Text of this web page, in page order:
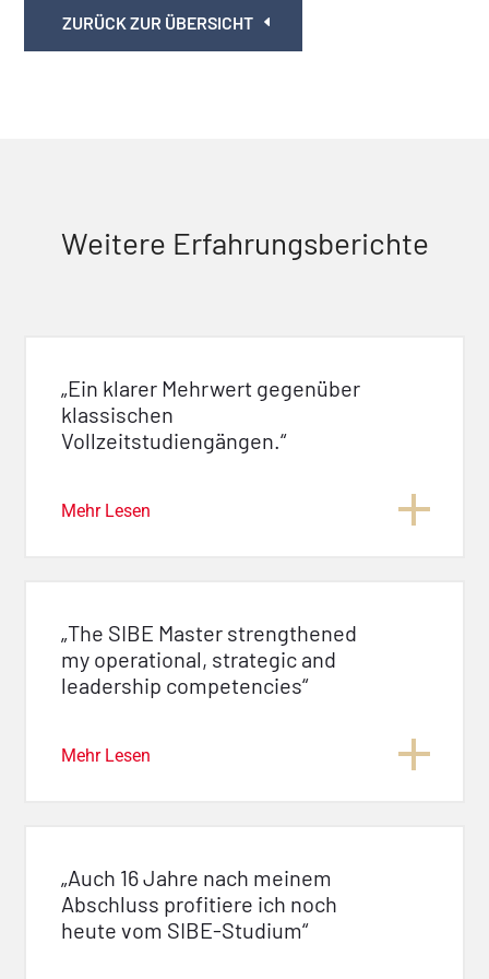
ZURÜCK ZUR ÜBERSICHT
Weitere Erfahrungsberichte
„Ein klarer Mehrwert gegenüber
klassischen
Vollzeitstudiengängen.“
Mehr Lesen
„The SIBE Master strengthened
my operational, strategic and
leadership competencies“
Mehr Lesen
„Auch 16 Jahre nach meinem
Abschluss profitiere ich noch
heute vom SIBE-Studium“